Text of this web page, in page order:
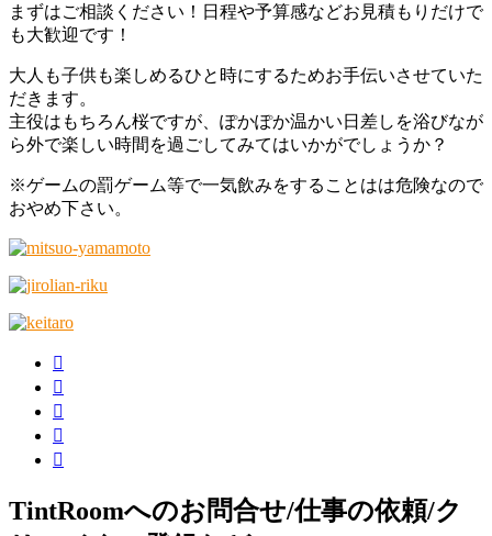
まずはご相談ください！日程や予算感などお見積もりだけで
も大歓迎です！
大人も子供も楽しめるひと時にするためお手伝いさせていた
だきます。
主役はもちろん桜ですが、ぽかぽか温かい日差しを浴びなが
ら外で楽しい時間を過ごしてみてはいかがでしょうか？
※ゲームの罰ゲーム等で一気飲みをすることはは危険なので
おやめ下さい。
TintRoomへのお問合せ/仕事の依頼/ク